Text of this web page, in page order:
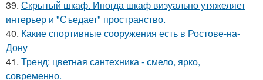
39. Скрытый шкаф. Иногда шкаф визуально утяжеляет
интерьер и "Съедает" пространство.
40. Какие спортивные сооружения есть в Ростове-на-
Дону
41. Тренд: цветная сантехника - смело, ярко,
современно.